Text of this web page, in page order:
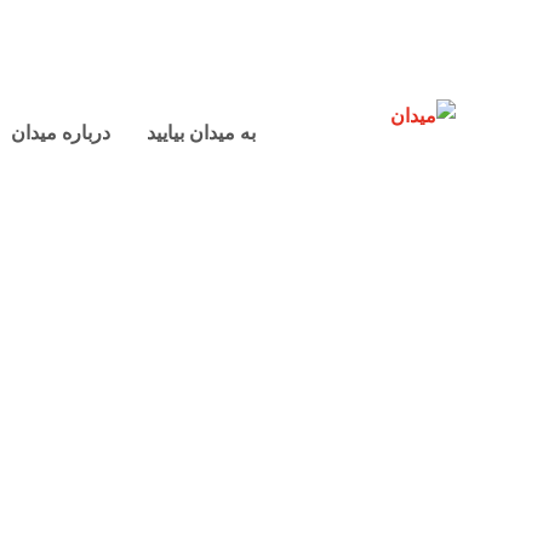
به میدان بیایید درباره میدان